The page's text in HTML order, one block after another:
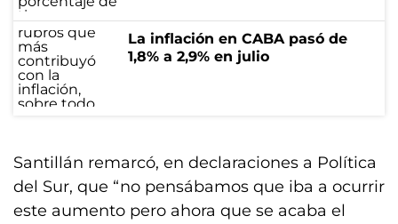
La inflación en CABA pasó de
1,8% a 2,9% en julio
Santillán remarcó, en declaraciones a Política
del Sur, que “no pensábamos que iba a ocurrir
este aumento pero ahora que se acaba el